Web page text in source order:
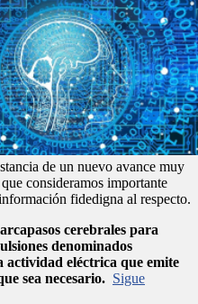
de un nuevo avance muy
consideramos importante
fidedigna al respecto.
cerebrales para
denominados
eléctrica que emite
sea necesario. Sigue